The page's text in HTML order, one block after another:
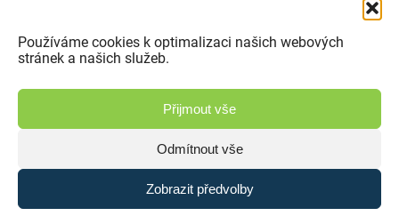
Používáme cookies k optimalizaci našich webových
stránek a našich služeb.
Přijmout vše
Odmítnout vše
Zobrazit předvolby
© 2026 Autokrosar.cz ISSN 1805-1413 | Vyrobilo studio